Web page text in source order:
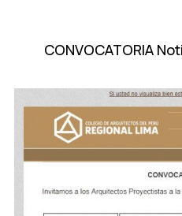
CONVOCATORIA